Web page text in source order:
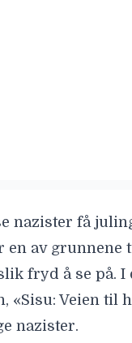
nazister få
en av grunnene
fryd å se på. I
«Sisu: Veien til
nazister.